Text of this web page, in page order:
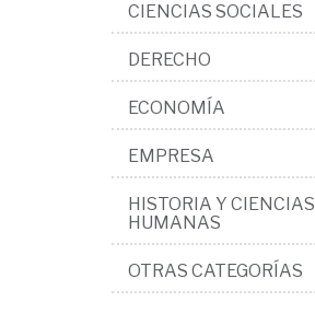
CIENCIAS SOCIALES
DERECHO
ECONOMÍA
EMPRESA
HISTORIA Y CIENCIAS
HUMANAS
OTRAS CATEGORÍAS